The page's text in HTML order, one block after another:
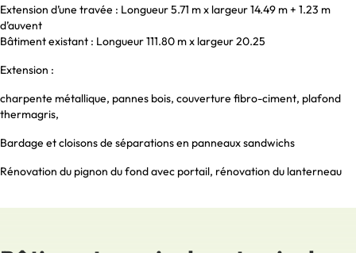
Extension d’une travée : Longueur 5.71 m x largeur 14.49 m + 1.23 m
d’auvent
Bâtiment existant : Longueur 111.80 m x largeur 20.25
Extension :
charpente métallique, pannes bois, couverture fibro-ciment, plafond
thermagris,
Bardage et cloisons de séparations en panneaux sandwichs
Rénovation du pignon du fond avec portail, rénovation du lanterneau